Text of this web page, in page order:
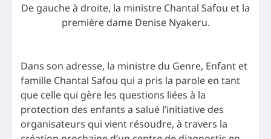
De gauche à droite, la ministre Chantal Safou et la
première dame Denise Nyakeru.
Dans son adresse, la ministre du Genre, Enfant et
famille Chantal Safou qui a pris la parole en tant
que celle qui gère les questions liées à la
protection des enfants a salué l’initiative des
organisateurs qui vient résoudre, à travers la